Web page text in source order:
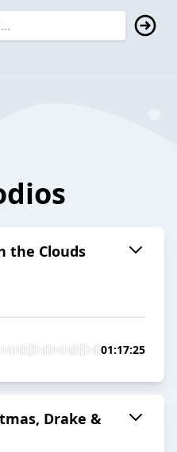
the Clouds
01:17:25
Drake &